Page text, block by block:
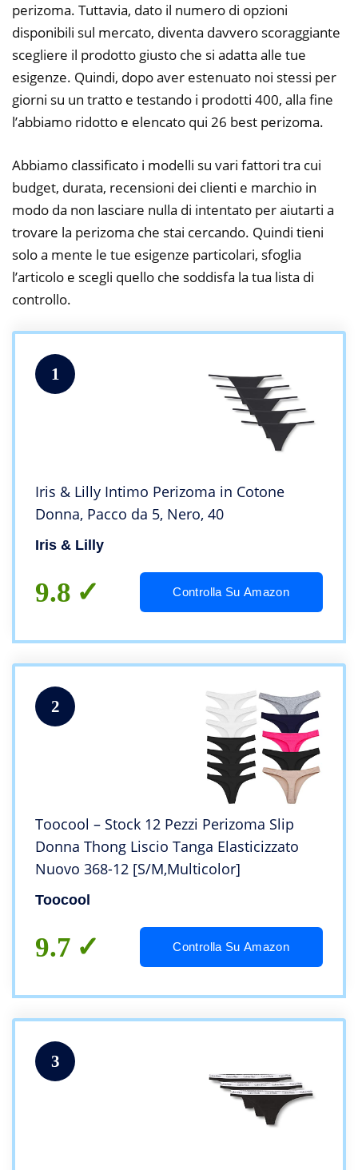
perizoma. Tuttavia, dato il numero di opzioni
disponibili sul mercato, diventa davvero scoraggiante
scegliere il prodotto giusto che si adatta alle tue
esigenze. Quindi, dopo aver estenuato noi stessi per
giorni su un tratto e testando i prodotti 400, alla fine
l’abbiamo ridotto e elencato qui 26 best perizoma.
Abbiamo classificato i modelli su vari fattori tra cui
budget, durata, recensioni dei clienti e marchio in
modo da non lasciare nulla di intentato per aiutarti a
trovare la perizoma che stai cercando. Quindi tieni
solo a mente le tue esigenze particolari, sfoglia
l’articolo e scegli quello che soddisfa la tua lista di
controllo.
1
Iris & Lilly Intimo Perizoma in Cotone
Donna, Pacco da 5, Nero, 40
Iris & Lilly
9.8 Controlla Su Amazon
2
Toocool – Stock 12 Pezzi Perizoma Slip
Donna Thong Liscio Tanga Elasticizzato
Nuovo 368-12 [S/M,Multicolor]
Toocool
9.7 Controlla Su Amazon
3